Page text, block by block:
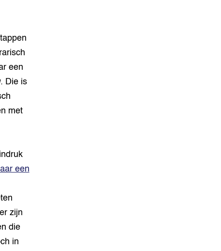
een
Die is
met
een
zijn
die
in